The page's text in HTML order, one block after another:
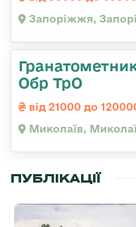
Запоріжжя,
Обр ТрО
від 21000 до
Миколаїв,
ПУБЛІКАЦІЇ